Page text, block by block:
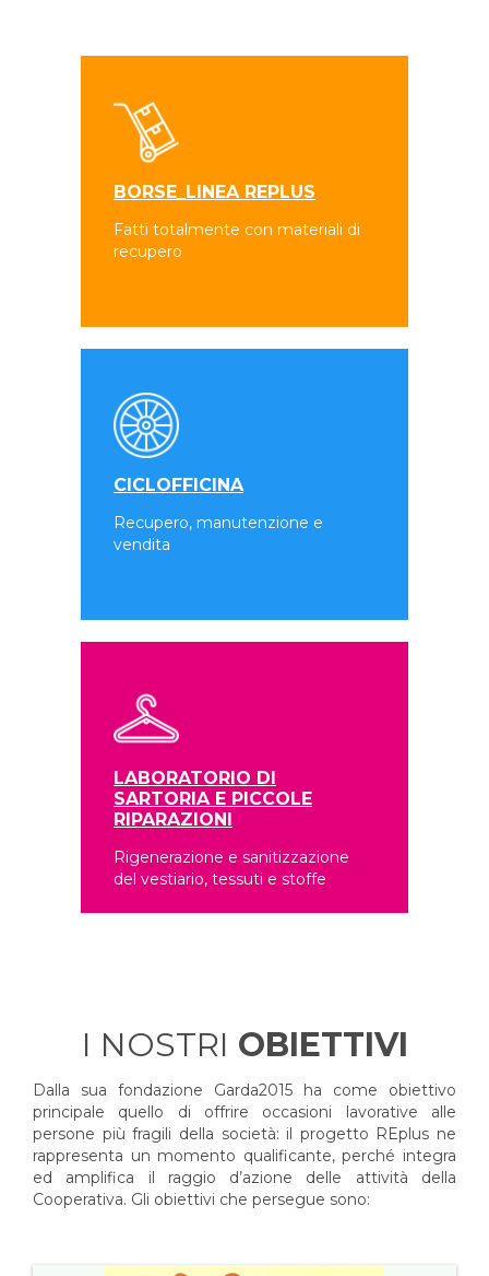
BORSE_LINEA REPLUS
Fatti totalmente con materiali di
recupero
CICLOFFICINA
Recupero, manutenzione e
vendita
LABORATORIO DI
SARTORIA E PICCOLE
RIPARAZIONI
Rigenerazione e sanitizzazione
del vestiario, tessuti e stoffe
I NOSTRI OBIETTIVI
Dalla sua fondazione Garda2015 ha come obiettivo
principale quello di offrire occasioni lavorative alle
persone più fragili della società: il progetto REplus ne
rappresenta un momento qualificante, perché integra
ed amplifica il raggio d’azione delle attività della
Cooperativa. Gli obiettivi che persegue sono: